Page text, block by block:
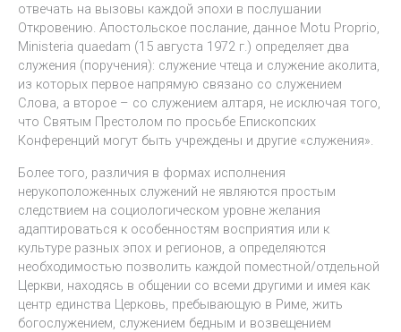
отвечать на вызовы каждой эпохи в послушании
Откровению. Апостольское послание, данное Motu Proprio,
Ministeria quaedam (15 августа 1972 г.) определяет два
служения (поручения): служение чтеца и служение аколита,
из которых первое напрямую связано со служением
Слова, а второе – со служением алтаря, не исключая того,
что Святым Престолом по просьбе Епископских
Конференций могут быть учреждены и другие «служения».
Более того, различия в формах исполнения
нерукоположенных служений не являются простым
следствием на социологическом уровне желания
адаптироваться к особенностям восприятия или к
культуре разных эпох и регионов, а определяются
необходимостью позволить каждой поместной/отдельной
Церкви, находясь в общении со всеми другими и имея как
центр единства Церковь, пребывающую в Риме, жить
богослужением, служением бедным и возвещением